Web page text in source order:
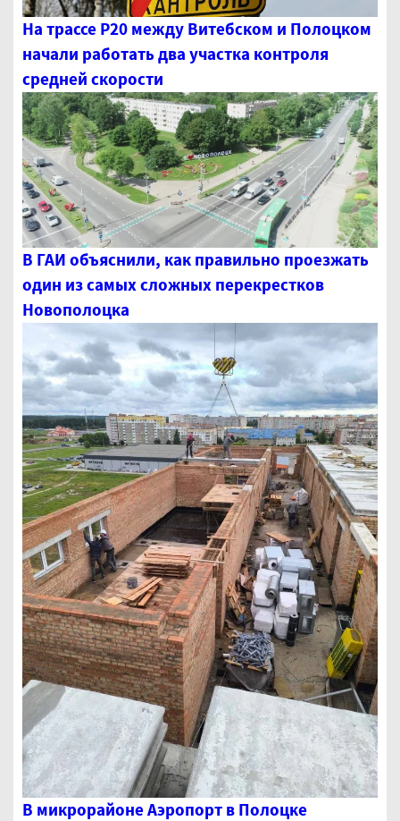
На трассе Р20 между Витебском и Полоцком
начали работать два участка контроля
средней скорости
В ГАИ объяснили, как правильно проезжать
один из самых сложных перекрестков
Новополоцка
В микрорайоне Аэропорт в Полоцке